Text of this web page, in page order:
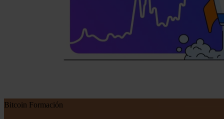
Bitcoin Formación